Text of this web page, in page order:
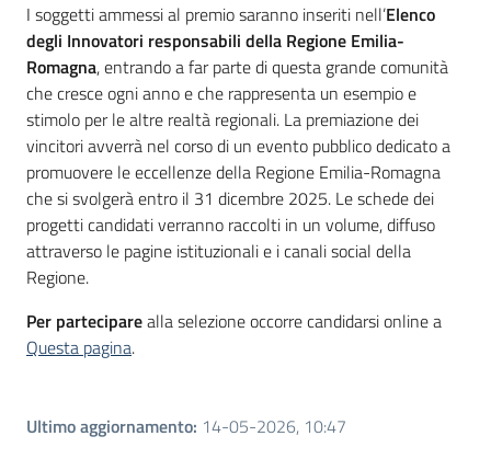
I soggetti ammessi al premio saranno inseriti nell’Elenco
degli Innovatori responsabili della Regione Emilia-
Romagna, entrando a far parte di questa grande comunità
che cresce ogni anno e che rappresenta un esempio e
stimolo per le altre realtà regionali. La premiazione dei
vincitori avverrà nel corso di un evento pubblico dedicato a
promuovere le eccellenze della Regione Emilia-Romagna
che si svolgerà entro il 31 dicembre 2025. Le schede dei
progetti candidati verranno raccolti in un volume, diffuso
attraverso le pagine istituzionali e i canali social della
Regione.
Per parteciparealla selezione occorre candidarsi online a
Questa pagina.
Ultimo aggiornamento: 14-05-2026, 10:47